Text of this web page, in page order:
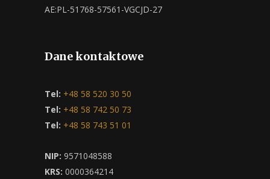
AE:PL-51768-57561-VGCJD-27
Dane kontaktowe
Tel: +48 58 520 30 50
Tel: +48 58 742 50 73
Tel: +48 58 743 51 01
NIP: 9571048588
KRS: 0000364214